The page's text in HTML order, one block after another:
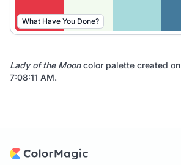
What Have You Done?
Lady of the Mooncolor palette created on
7:08:11 AM.